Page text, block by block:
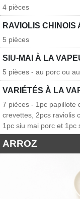
4 pièces
RAVIOLIS
5 pièces
SIU-MAI À LA
5 pièces - au porc ou
VARIÉTÉS À LA
7 pièces - 1pc papillote
crevettes, 2pcs raviolis
1pc siu mai porc et 1pc
ARROZ